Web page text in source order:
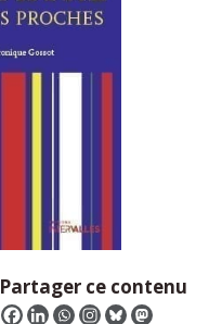
Partager ce contenu